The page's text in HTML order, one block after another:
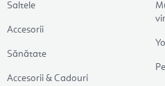
Saltele
Accesorii
Sănătate
Accesorii & Cadouri